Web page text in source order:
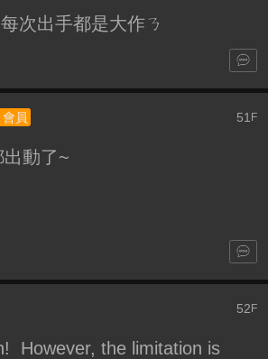
次出手都是大作ㄋ
51 F
員
動了~
52 F
However, the limitation is